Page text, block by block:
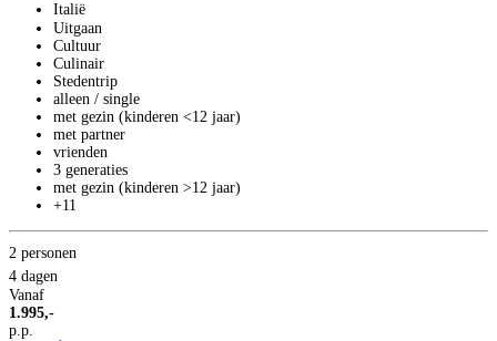
Italië
Uitgaan
Cultuur
Culinair
Stedentrip
alleen / single
met gezin (kinderen <12 jaar)
met partner
vrienden
3 generaties
met gezin (kinderen >12 jaar)
+11
2 personen
4 dagen
Vanaf
1.995,-
p.p.